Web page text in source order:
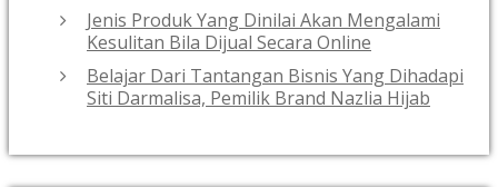
Jenis Produk Yang Dinilai Akan Mengalami
Kesulitan Bila Dijual Secara Online
Belajar Dari Tantangan Bisnis Yang Dihadapi
Siti Darmalisa, Pemilik Brand Nazlia Hijab